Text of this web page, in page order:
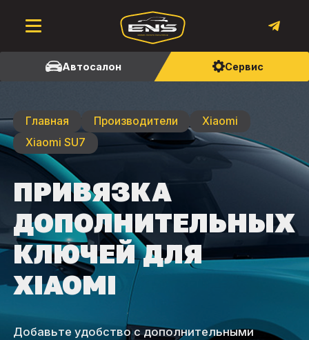
Автосалон Сервис
Главная Производители
Xiaomi
Xiaomi SU7
ПРИВЯЗКА
ДОПОЛНИТЕЛЬНЫХ
КЛЮЧЕЙ ДЛЯ
XIAOMI
Добавьте удобство с дополнительными